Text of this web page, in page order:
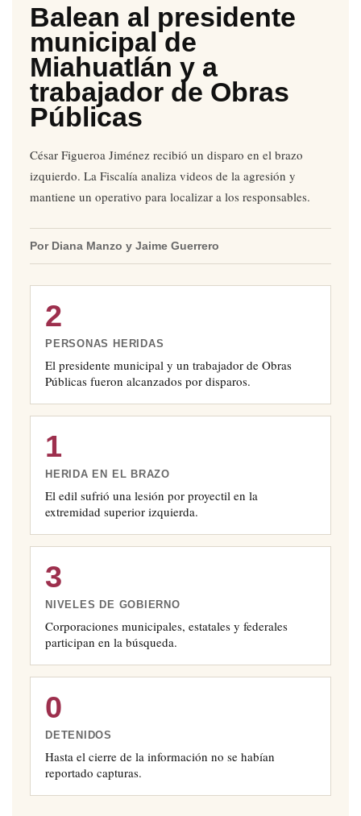
Balean al presidente
municipal de
Miahuatlán y a
trabajador de Obras
Públicas
César Figueroa Jiménez recibió un disparo en el brazo
izquierdo. La Fiscalía analiza videos de la agresión y
mantiene un operativo para localizar a los responsables.
Por Diana Manzo y Jaime Guerrero
2
PERSONAS HERIDAS
El presidente municipal y un trabajador de Obras
Públicas fueron alcanzados por disparos.
1
HERIDA EN EL BRAZO
El edil sufrió una lesión por proyectil en la
extremidad superior izquierda.
3
NIVELES DE GOBIERNO
Corporaciones municipales, estatales y federales
participan en la búsqueda.
0
DETENIDOS
Hasta el cierre de la información no se habían
reportado capturas.